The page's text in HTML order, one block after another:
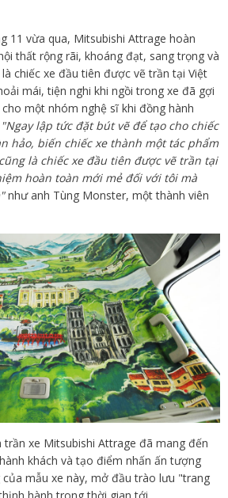
11 vừa qua, Mitsubishi Attrage hoàn
thất rộng rãi, khoáng đạt, sang trọng và
chiếc xe đầu tiên được vẽ trần tại Việt
mái, tiện nghi khi ngồi trong xe đã gợi
một nhóm nghệ sĩ khi đồng hành
"Ngay lập tức đặt bút vẽ để tạo cho chiếc
hảo, biến chiếc xe thành một tác phẩm
là chiếc xe đầu tiên được vẽ trần tại
hoàn toàn mới mẻ đối với tôi mà
như anh Tùng Monster, một thành viên
xe Mitsubishi Attrage đã mang đến
khách và tạo điểm nhấn ấn tượng
mẫu xe này, mở đầu trào lưu "trang